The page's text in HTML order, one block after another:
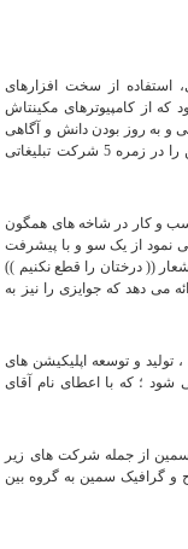
استفاده از سخت افزارهای
از کامپیوترهای مکینتاش
و به روز بودن دانش و آگاهی
از متریال روز صنعت چاپ ، پس از 16 سال شرکت سمین را در زمره 5 شرکت تبلیغاتی
کسب و کار در شاخه های همگون
نمود از یک سو و با پیشرفت
(( درختان را قطع نکنیم ))
می دهد که جوایزی را نیز به
و توسعه اپلیکیشن های
شود ؛ که با اعطای نام آقای
از جمله شرکت های زیر
و گرافیک سمین به گروه بین